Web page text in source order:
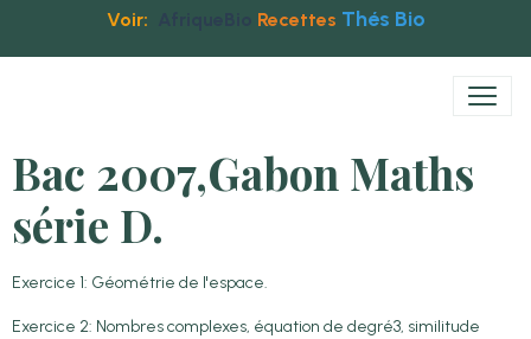
Voir: Recettes Thés Bio
Bac 2007,Gabon Maths
série D.
Exercice 1: Géométrie de l'espace.
Exercice 2: Nombres complexes, équation de degré3, similitude